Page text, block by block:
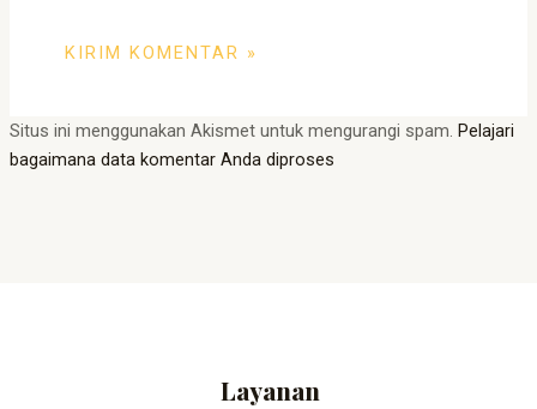
Situs ini menggunakan Akismet untuk mengurangi spam. Pelajari
bagaimana data komentar Anda diproses
Layanan